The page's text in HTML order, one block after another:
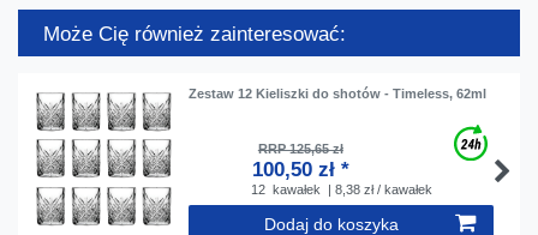
Może Cię również zainteresować:
Zestaw 12 Kieliszki do shotów - Timeless, 62ml
RRP 125,65 zł
100,50 zł *
12 kawałek | 8,38 zł / kawałek
Dodaj do koszyka